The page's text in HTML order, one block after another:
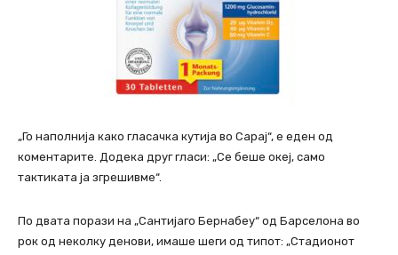
„Го наполнија како гласачка кутија во Сарај“, е еден од
коментарите. Додека друг гласи: „Се беше океј, само
тактиката ја згрешивме“.
По двата порази на „Сантијаго Бернабеу“ од Барселона во
рок од неколку денови, имаше шеги од типот: „Стадионот